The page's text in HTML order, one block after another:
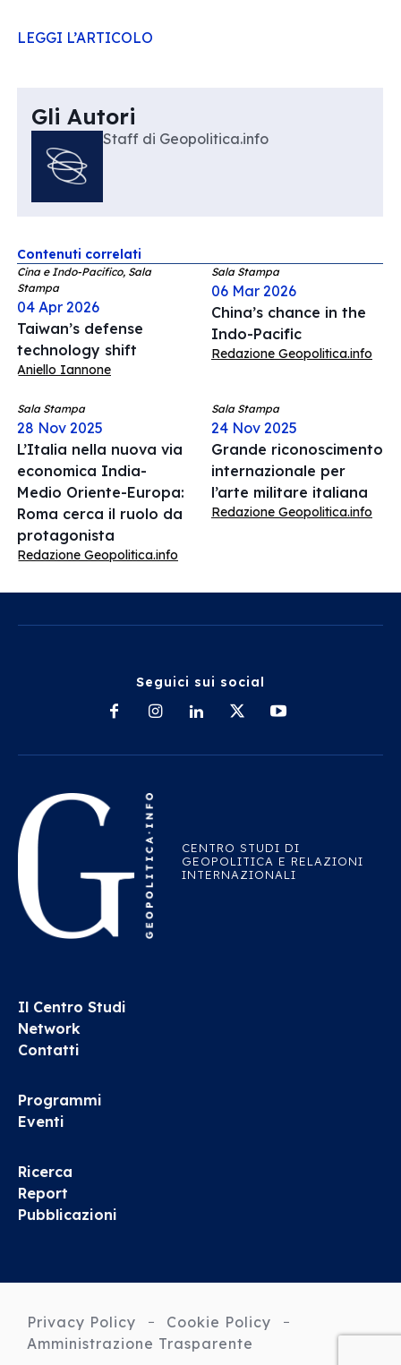
LEGGI L’ARTICOLO
Gli Autori
Staff di Geopolitica.info
Contenuti correlati
Cina e Indo-Pacifico, Sala
Stampa
04 Apr 2026
Taiwan’s defense
technology shift
Aniello Iannone
Sala Stampa
06 Mar 2026
China’s chance in the
Indo-Pacific
Redazione Geopolitica.info
Sala Stampa
28 Nov 2025
L’Italia nella nuova via
economica India-
Medio Oriente-Europa:
Roma cerca il ruolo da
protagonista
Redazione Geopolitica.info
Sala Stampa
24 Nov 2025
Grande riconoscimento
internazionale per
l’arte militare italiana
Redazione Geopolitica.info
Seguici sui social
CENTRO STUDI DI
GEOPOLITICA E RELAZIONI
INTERNAZIONALI
Il Centro Studi
Network
Contatti
Programmi
Eventi
Ricerca
Report
Pubblicazioni
Privacy Policy
Cookie Policy
Amministrazione Trasparente